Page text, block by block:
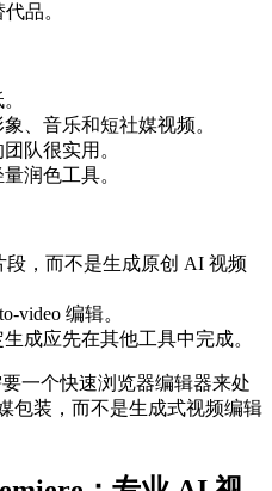
品。
、音乐和短社媒视频。
队很实用。
润色工具。
段，而不是生成原创 AI 视频
video 编辑。
成应先在其他工具中完成。
一个快速浏览器编辑器来处
包装，而不是生成式视频编辑